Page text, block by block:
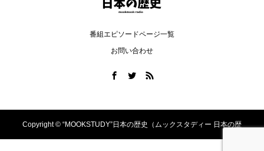
番組エピソードページ一覧
お問い合わせ
Copyright © “MOOKSTUDY”日本の歴史（ムックスタディー 日本の歴